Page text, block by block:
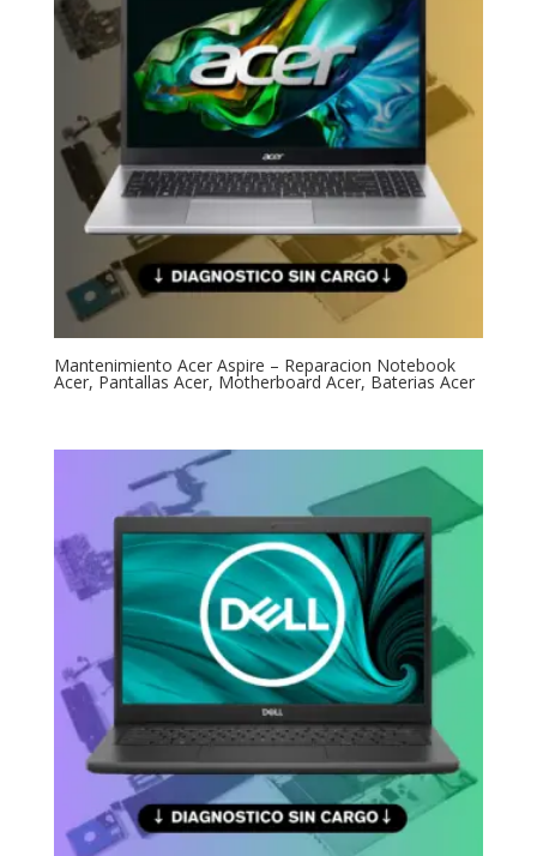
Mantenimiento Acer Aspire – Reparacion Notebook
Acer, Pantallas Acer, Motherboard Acer, Baterias Acer